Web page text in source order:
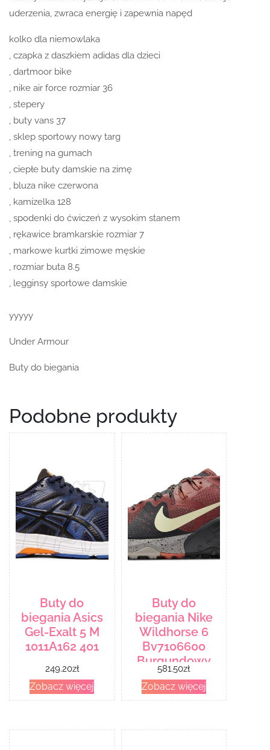
uderzenia, zwraca energię i zapewnia napęd
kolko dla niemowlaka
, czapka z daszkiem adidas dla dzieci
, dartmoor bike
, nike air force rozmiar 36
, stepery
, buty vans 37
, sklep sportowy nowy targ
, trening na gumach
, ciepłe buty damskie na zimę
, bluza nike czerwona
, kamizelka 128
, spodenki do ćwiczeń z wysokim stanem
, rękawice bramkarskie rozmiar 7
, markowe kurtki zimowe męskie
, rozmiar buta 8.5
, legginsy sportowe damskie
yyyyy
Under Armour
Buty do biegania
Podobne produkty
Buty do
biegania Asics
Gel-Exalt 5 M
1011A162 401
249.20zł
Zobacz więcej
Buty do
biegania Nike
Wildhorse 6
Bv7106600
Burgundowy
581.50zł
Zobacz więcej